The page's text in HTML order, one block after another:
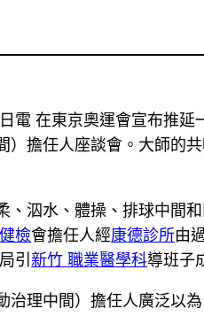
電 在東京奧運會宣布推延
）擔任人座談會。大師的
、泅水、體操、排球中間
檢會擔任人經康德診所由
局引新竹 職業醫學科導班子
治理中間）擔任人廣泛以